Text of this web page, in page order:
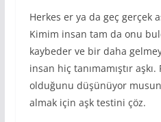
Herkes er ya da geç gerçek
Kimim insan tam da onu
kaybeder ve bir daha
insan hiç tanımamıştır aşkı.
olduğunu düşünüyor
almak için aşk testini çöz.